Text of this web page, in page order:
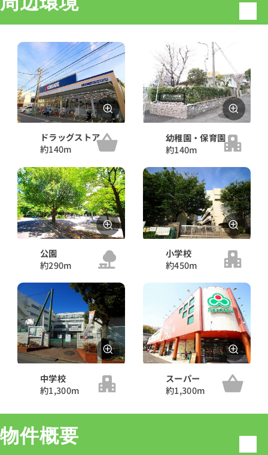
ドラッグストア
約140m
幼稚園・保育園
約140m
公園
約290m
小学校
約450m
中学校
約1,300m
スーパー
約1,300m
物件概要